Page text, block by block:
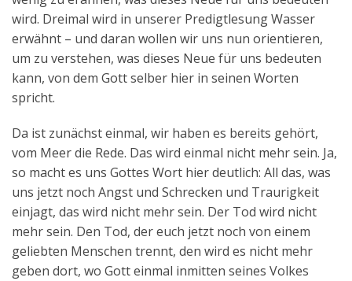
wird. Dreimal wird in unserer Predigtlesung Wasser
erwähnt – und daran wollen wir uns nun orientieren,
um zu verstehen, was dieses Neue für uns bedeuten
kann, von dem Gott selber hier in seinen Worten
spricht.
Da ist zunächst einmal, wir haben es bereits gehört,
vom Meer die Rede. Das wird einmal nicht mehr sein. Ja,
so macht es uns Gottes Wort hier deutlich: All das, was
uns jetzt noch Angst und Schrecken und Traurigkeit
einjagt, das wird nicht mehr sein. Der Tod wird nicht
mehr sein. Den Tod, der euch jetzt noch von einem
geliebten Menschen trennt, den wird es nicht mehr
geben dort, wo Gott einmal inmitten seines Volkes